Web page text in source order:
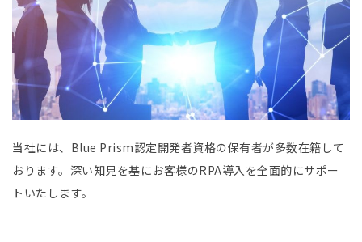
当社には、Blue Prism認定開発者資格の保有者が多数在籍して
おります。深い知見を基にお客様のRPA導入を全面的にサポー
トいたします。